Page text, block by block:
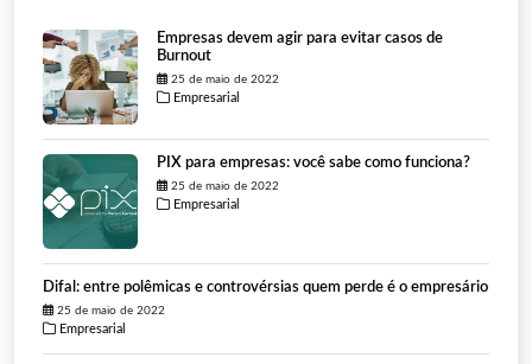
Empresas devem agir para evitar casos de
Burnout
25 de maio de 2022
Empresarial
PIX para empresas: você sabe como funciona?
25 de maio de 2022
Empresarial
Difal: entre polêmicas e controvérsias quem perde é o empresário
25 de maio de 2022
Empresarial